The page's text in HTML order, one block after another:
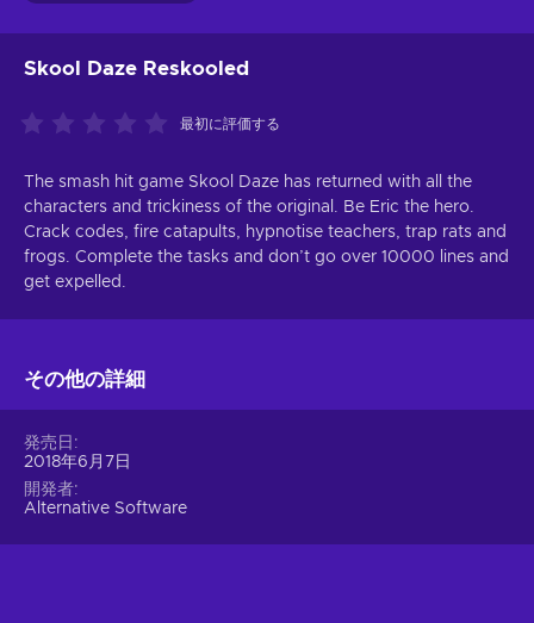
Skool Daze Reskooled
最初に評価する
The smash hit game Skool Daze has returned with all the
characters and trickiness of the original. Be Eric the hero.
Crack codes, fire catapults, hypnotise teachers, trap rats and
frogs. Complete the tasks and don’t go over 10000 lines and
get expelled.
その他の詳細
発売日
2018年6月7日
開発者
Alternative Software